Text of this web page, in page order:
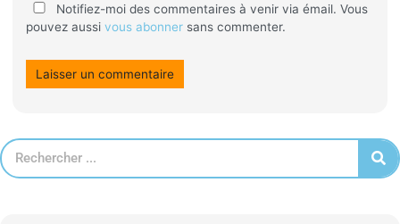
Notifiez-moi des commentaires à venir via émail. Vous
pouvez aussi vous abonnersans commenter.